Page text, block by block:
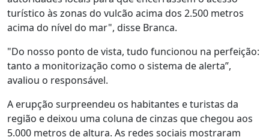
turístico às zonas do vulcão acima dos 2.500 metros
acima do nível do mar", disse Branca.
"Do nosso ponto de vista, tudo funcionou na perfeição:
tanto a monitorização como o sistema de alerta”,
avaliou o responsável.
A erupção surpreendeu os habitantes e turistas da
região e deixou uma coluna de cinzas que chegou aos
5.000 metros de altura. As redes sociais mostraram